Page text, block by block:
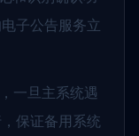
子公告服务立
一旦主系统遇
保证备用系统